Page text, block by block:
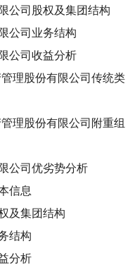
公司股权及集团结构
公司业务结构
公司收益分析
理股份有限公司传统类
理股份有限公司附重组
公司优劣势分析
信息
及集团结构
结构
分析